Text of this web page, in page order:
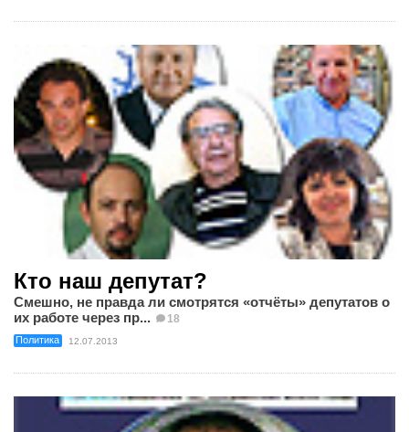
Кто наш депутат?
Смешно, не правда ли смотрятся «отчёты» депутатов о
их работе через пр...
18
Политика 12.07.2013